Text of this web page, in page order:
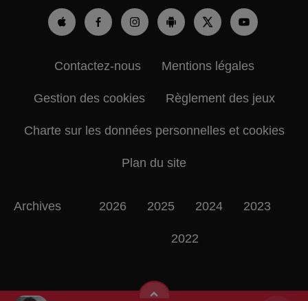
Contactez-nous Mentions légales
Gestion des cookies Règlement des jeux
Charte sur les données personnelles et cookies
Plan du site
Archives 2026 2025 2024 2023
2022